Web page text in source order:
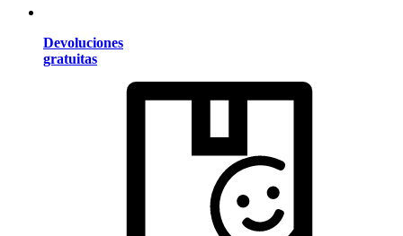
Devoluciones
gratuitas